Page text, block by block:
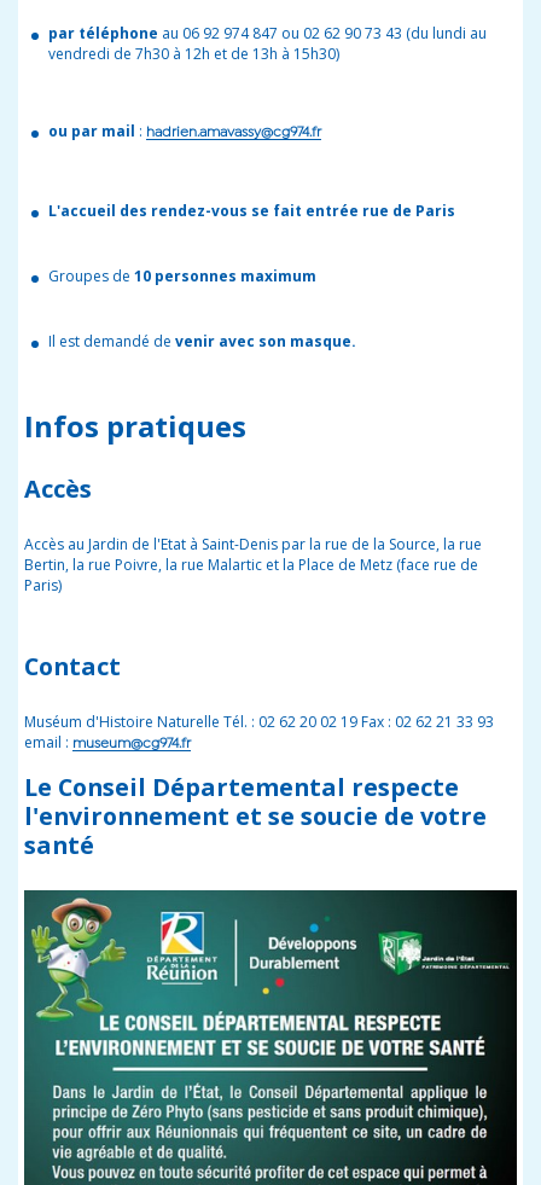
par téléphone au 06 92 974 847 ou 02 62 90 73 43 (du lundi au
vendredi de 7h30 à 12h et de 13h à 15h30)
ou par mail : hadrien.amavassy@cg974.fr
L'accueil des rendez-vous se fait entrée rue de Paris
Groupes de 10 personnes maximum
Il est demandé de venir avec son masque.
Infos pratiques
Accès
Accès au Jardin de l'Etat à Saint-Denis par la rue de la Source, la rue
Bertin, la rue Poivre, la rue Malartic et la Place de Metz (face rue de
Paris)
Contact
Muséum d'Histoire Naturelle Tél. : 02 62 20 02 19 Fax : 02 62 21 33 93
email : museum@cg974.fr
Le Conseil Départemental respecte
l'environnement et se soucie de votre
santé